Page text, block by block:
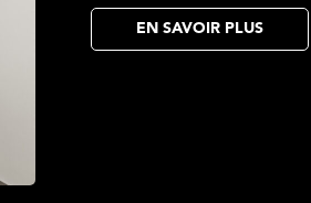
EN SAVOIR PLUS